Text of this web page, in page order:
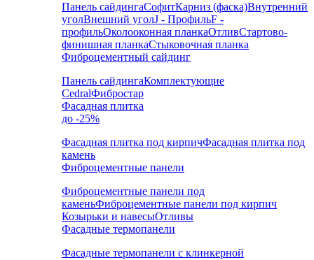
Панель сайдингаСофитКарниз (фаска)Внутренний
уголВнешний уголJ - ПрофильF -
профильОколооконная планкаОтливСтартово-
финишная планкаСтыковочная планка
Фиброцементный сайдинг
Панель сайдингаКомплектующие
CedralФибростар
Фасадная плитка
до -25%
Фасадная плитка под кирпичФасадная плитка под
камень
Фиброцементные панели
Фиброцементные панели под
каменьФиброцементные панели под кирпич
Козырьки и навесыОтливы
Фасадные термопанели
Фасадные термопанели с клинкерной